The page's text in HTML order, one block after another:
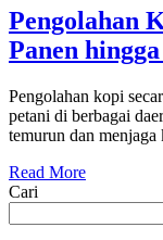
Pengolahan
Panen
Pengolahan kopi
petani di berbagai
temurun dan menjaga
Read More
Cari